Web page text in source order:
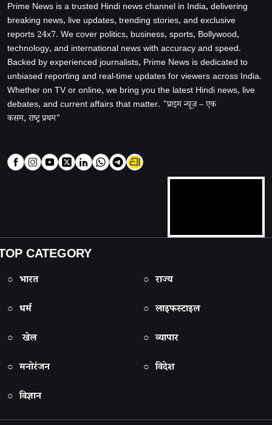
Prime News is a trusted Hindi news channel in India, delivering
breaking news, live updates, trending stories, and exclusive
reports 24x7. We cover politics, business, sports, Bollywood,
technology, and international news with accuracy and speed.
Backed by experienced journalists, Prime News is dedicated to
unbiased reporting and real-time updates for viewers across India.
Whether on TV or online, we bring you the latest Hindi news, live
debates, and current affairs that matter. "प्राइम न्यूज़ – एक
कसम, राष्ट्र प्रथम"
CATEGORY
○ भारत
○ राज्य
○ धर्म
○ लाइफस्टाइल
○ खेल
○ व्यापार
○ मनोरंजन
○ विदेश
○ विज्ञान